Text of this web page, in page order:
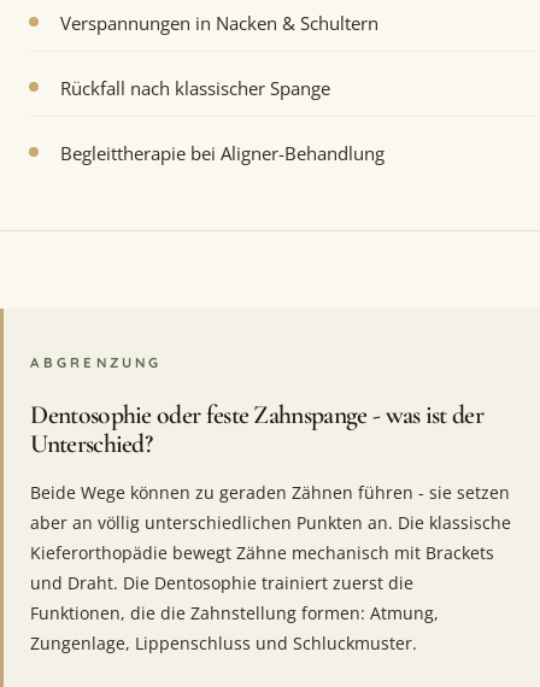
Verspannungen in Nacken & Schultern
Rückfall nach klassischer Spange
Begleittherapie bei Aligner-Behandlung
ABGRENZUNG
Dentosophie oder feste Zahnspange - was ist der
Unterschied?
Beide Wege können zu geraden Zähnen führen - sie setzen
aber an völlig unterschiedlichen Punkten an. Die klassische
Kieferorthopädie bewegt Zähne mechanisch mit Brackets
und Draht. Die Dentosophie trainiert zuerst die
Funktionen, die die Zahnstellung formen: Atmung,
Zungenlage, Lippenschluss und Schluckmuster.